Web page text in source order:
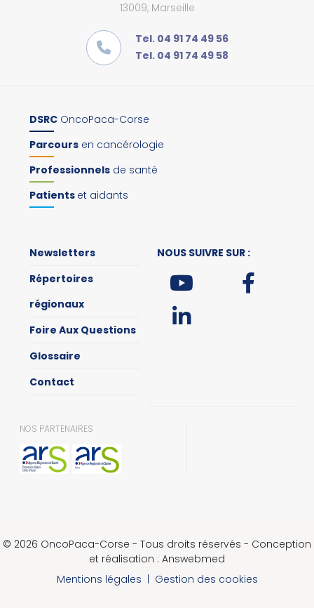
13009, Marseille
Tel. 04 91 74 49 56
Tel. 04 91 74 49 58
DSRC OncoPaca-Corse
Parcours en cancérologie
Professionnels de santé
Patients et aidants
Newsletters
Répertoires
régionaux
Foire Aux Questions
Glossaire
Contact
NOUS SUIVRE SUR :
NOS PARTENAIRES
© 2026 OncoPaca-Corse - Tous droits réservés - Conception
et réalisation : Answebmed
Mentions légales | Gestion des cookies